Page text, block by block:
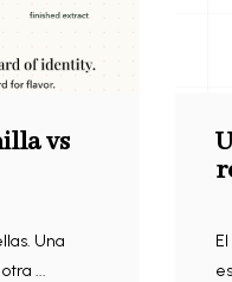
vs
Una
...